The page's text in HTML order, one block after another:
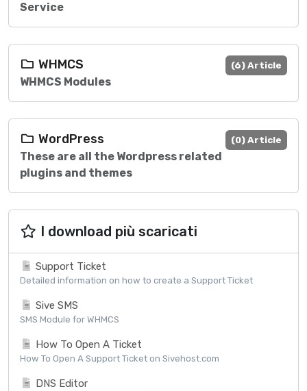
Service
(6) Article
WHMCS
WHMCS Modules
(0) Article
WordPress
These are all the Wordpress related
plugins and themes
I download più scaricati
Support Ticket
Detailed information on how to create a Support Ticket
Sive SMS
SMS Module for WHMCS
How To Open A Ticket
How To Open A Support Ticket on Sivehost.com
DNS Editor